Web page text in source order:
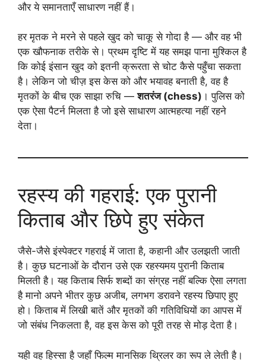
और ये समानताएँ साधारण नहीं हैं।
हर मृतक ने मरने से पहले खुद को चाकू से गोदा है — और वह भी
एक खौफनाक तरीके से। प्रथम दृष्टि में यह समझ पाना मुश्किल है
कि कोई इंसान खुद को इतनी क्रूरता से चोट कैसे पहुँचा सकता
है। लेकिन जो चीज़ इस केस को और भयावह बनाती है, वह है
मृतकों के बीच एक साझा रुचि —शतरंज (chess) । पुलिस को
एक ऐसा पैटर्न मिलता है जो इसे साधारण आत्महत्या नहीं रहने
देता।
रहस्य की गहराई: एक पुरानी
किताब और छिपे हुए संकेत
जैसे-जैसे इंस्पेक्टर गहराई में जाता है, कहानी और उलझती जाती
है। कुछ घटनाओं के दौरान उसे एक रहस्यमय पुरानी किताब
मिलती है। यह किताब सिर्फ शब्दों का संग्रह नहीं बल्कि ऐसा लगता
है मानो अपने भीतर कुछ अजीब, लगभग डरावने रहस्य छिपाए हुए
हो। किताब में लिखी बातें और मृतकों की गतिविधियों का आपस में
जो संबंध निकलता है, वह इस केस को पूरी तरह से मोड़ देता है।
यही वह हिस्सा है जहाँ फिल्म मानसिक थ्रिलर का रूप ले लेती है।